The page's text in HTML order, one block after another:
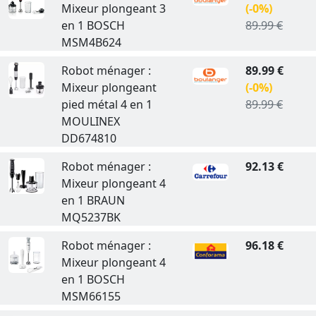
Mixeur plongeant 3
en 1 BOSCH
MSM4B624
(-0%)
89.99 €
Robot ménager :
Mixeur plongeant
pied métal 4 en 1
MOULINEX
DD674810
89.99 €
(-0%)
89.99 €
Robot ménager :
Mixeur plongeant 4
en 1 BRAUN
MQ5237BK
92.13 €
Robot ménager :
Mixeur plongeant 4
en 1 BOSCH
MSM66155
96.18 €